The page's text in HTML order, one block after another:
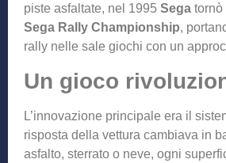
piste asfaltate, nel 1995 Sega tornò
Sega Rally Championship,
rally nelle sale giochi con un
Un gioco
L’innovazione principale era il
risposta della vettura cambiava in
asfalto, sterrato o neve, ogni